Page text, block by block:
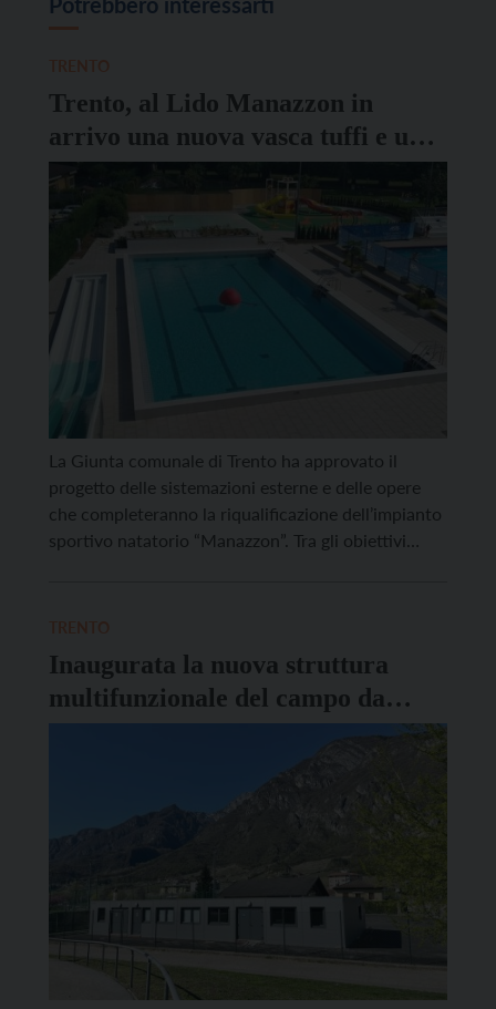
Trento, al Lido Manazzon in
arrivo una nuova vasca tuffi e un
solarium raffrescato
La Giunta comunale di Trento ha approvato il
progetto delle sistemazioni esterne e delle opere
che completeranno la riqualificazione dell’impianto
sportivo natatorio “Manazzon”. Tra gli obiettivi
Inaugurata la nuova struttura
multifunzionale del campo da
calcio Talamo